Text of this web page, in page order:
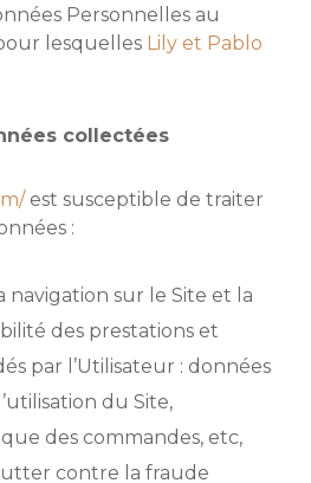
Personnelles au
lesquelles Lily et Pablo
collectées
est susceptible de traiter
:
sur le Site et la
des prestations et
par l’Utilisateur : données
du Site,
des commandes, etc,
contre la fraude